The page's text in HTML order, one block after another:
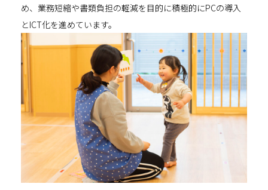
め、業務短縮や書類負担の軽減を目的に積極的にPCの導入
と ICT化を進めています。